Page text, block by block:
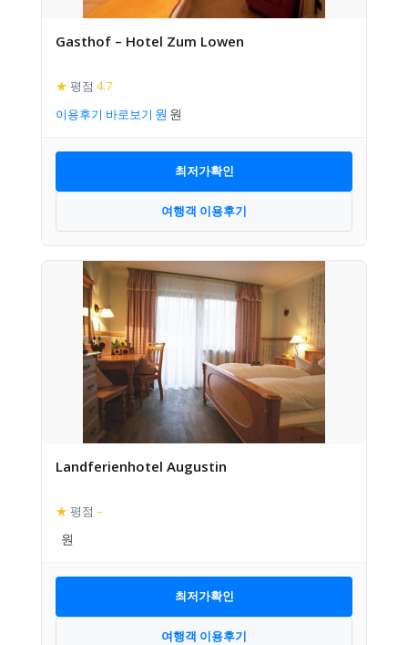
Gasthof – Hotel Zum Lowen
★ 평점 4.7
이용후기 바로보기
최저가확인
여행객 이용후기
Landferienhotel Augustin
★ 평점 –
최저가확인
여행객 이용후기